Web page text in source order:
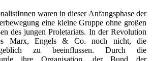
waren in dieser Anfangsphase der
eine kleine Gruppe ohne großen
des jungen Proletariats. In der Revolution
Marx, Engels & Co. noch nicht, die
zu beeinflussen. Durch die
ihre Organisation, der Bund der